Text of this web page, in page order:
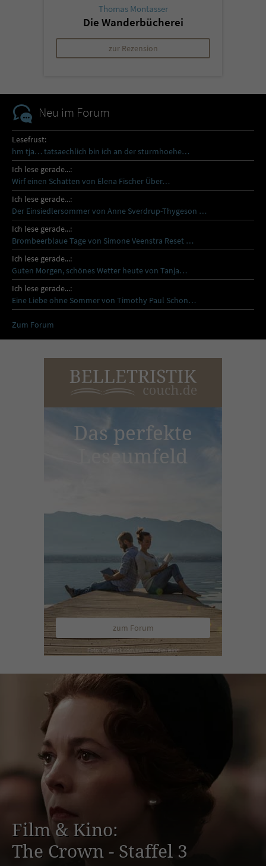
Thomas Montasser
Die Wanderbücherei
zur Rezension
Neu im Forum
Lesefrust:
hm tja… tatsaechlich bin ich an der sturmhoehe…
Ich lese gerade...:
Wirf einen Schatten von Elena Fischer Über…
Ich lese gerade...:
Der Einsiedlersommer von Anne Sverdrup-Thygeson …
Ich lese gerade...:
Brombeerblaue Tage von Simone Veenstra Reset …
Ich lese gerade...:
Guten Morgen, schönes Wetter heute von Tanja…
Ich lese gerade...:
Eine Liebe ohne Sommer von Timothy Paul Schon…
Zum Forum
Das perfekte
Leseumfeld
zum Forum
Film & Kino:
The Crown - Staffel 3